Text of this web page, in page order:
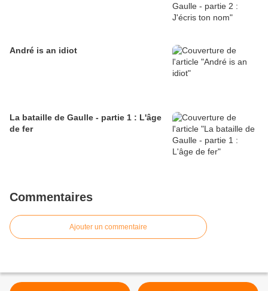
André is an idiot
La bataille de Gaulle - partie 1 : L'âge
de fer
Commentaires
Ajouter un commentaire